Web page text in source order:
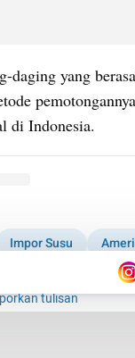
daging yang
di Indonesia.
Impor Susu
tulisan